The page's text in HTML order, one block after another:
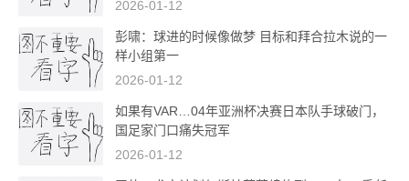
2026-01-12
彭啸：球进的时候像做梦 目标和拜合拉木说的一
样小组第一
2026-01-12
如果有VAR…04年亚洲杯决赛日本队手球破门，
国足家门口痛失冠军
2026-01-12